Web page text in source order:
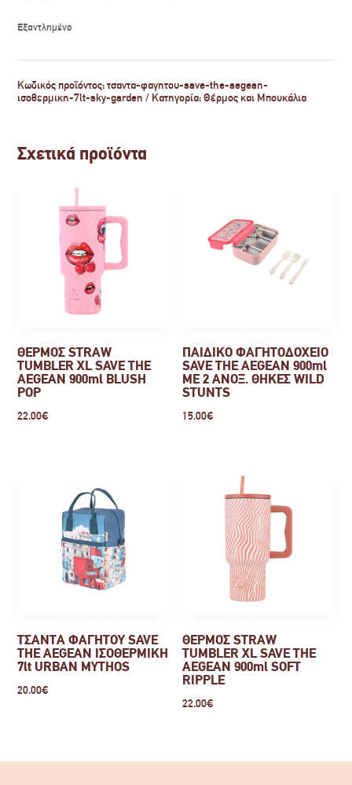
Εξαντλημένο
Κωδικός προϊόντος:τσαντα-φαγητου-save-the-aegean-
ισοθερμικη-7lt-sky-garden
Κατηγορία:Θέρμος και Μπουκάλια
Σχετικά προϊόντα
ΘΕΡΜΟΣ STRAW
TUMBLER XL SAVE THE
AEGEAN 900ml BLUSH
POP
22.00€
ΠΑΙΔΙΚΟ ΦΑΓΗΤΟΔΟΧΕΙΟ
SAVE THE AEGEAN 900ml
ΜΕ 2 ΑΝΟΞ. ΘΗΚΕΣ WILD
STUNTS
15.00€
ΤΣΑΝΤΑ ΦΑΓΗΤΟΥ SAVE
THE AEGEAN ΙΣΟΘΕΡΜΙΚΗ
7lt URBAN MYTHOS
20.00€
ΘΕΡΜΟΣ STRAW
TUMBLER XL SAVE THE
AEGEAN 900ml SOFT
RIPPLE
22.00€